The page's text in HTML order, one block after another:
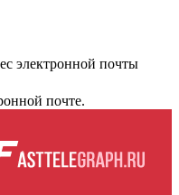
электронной почты
почте.